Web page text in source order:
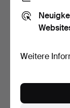
SESSEL, ein
Grace, 1940er
Weitere